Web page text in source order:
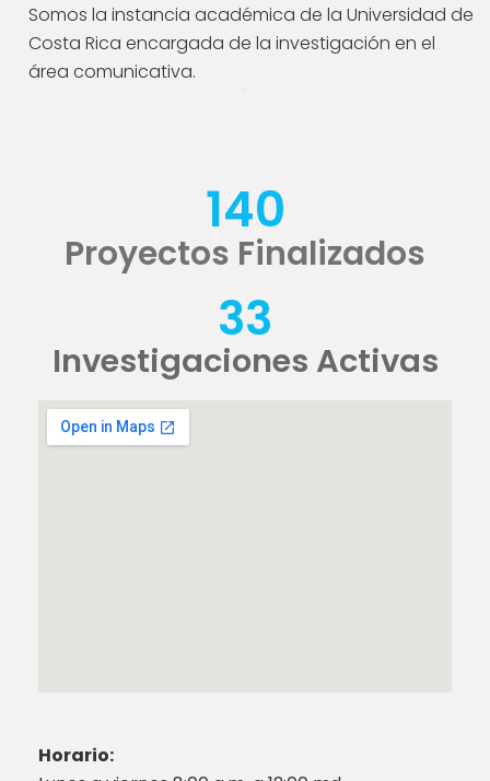
Somos la instancia académica de la Universidad de
Costa Rica encargada de la investigación en el
área comunicativa.
Proyectos Finalizados
140
Investigaciones Activas
33
Horario: